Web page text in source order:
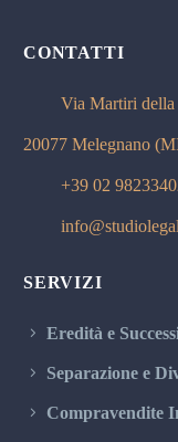
CONTATTI
Via Martiri
20077 Melegnano
+39 02
SERVIZI
Eredità e
Separazione e
Compravendite